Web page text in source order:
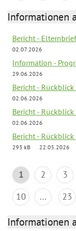
Informationen
Bericht -
02.07.2026
Information -
29.06.2026
Bericht -
02.06.2026
Bericht -
02.06.2026
Bericht -
293 kB
22.05.2026
1 2 3
10
... 23
Informationen